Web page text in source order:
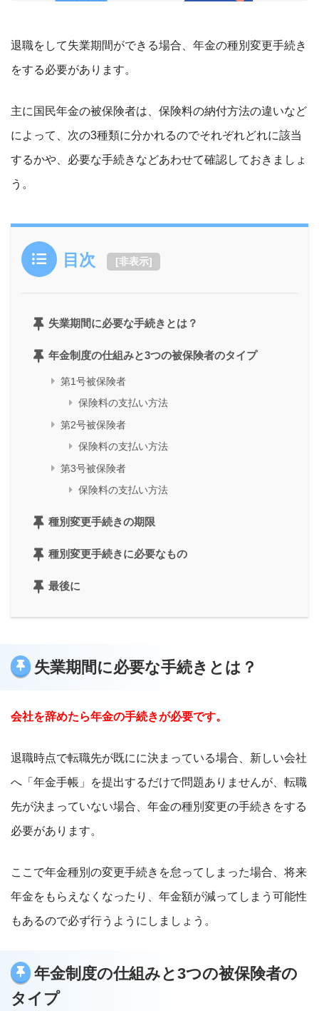
退職をして失業期間ができる場合、年金の種別変更手続き
をする必要があります。
主に国民年金の被保険者は、保険料の納付方法の違いなど
によって、次の3種類に分かれるのでそれぞれどれに該当
するかや、必要な手続きなどあわせて確認しておきましょ
う。
目次 [非表示]
失業期間に必要な手続きとは？
年金制度の仕組みと3つの被保険者のタイプ
第1号被保険者
保険料の支払い方法
第2号被保険者
保険料の支払い方法
第3号被保険者
保険料の支払い方法
種別変更手続きの期限
種別変更手続きに必要なもの
最後に
失業期間に必要な手続きとは？
会社を辞めたら年金の手続きが必要です。
退職時点で転職先が既にに決まっている場合、新しい会社
へ「年金手帳」を提出するだけで問題ありませんが、転職
先が決まっていない場合、年金の種別変更の手続きをする
必要があります。
ここで年金種別の変更手続きを怠ってしまった場合、将来
年金をもらえなくなったり、年金額が減ってしまう可能性
もあるので必ず行うようにしましょう。
年金制度の仕組みと3つの被保険者の
タイプ